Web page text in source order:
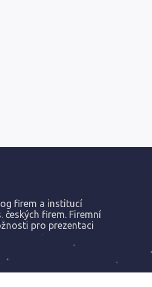
firem a institucí
českých firem. Firemní
pro prezentaci